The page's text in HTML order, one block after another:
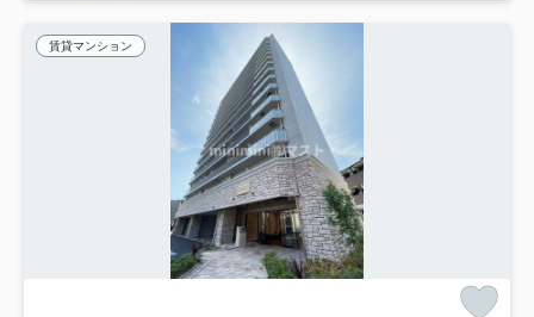
賃貸マンション